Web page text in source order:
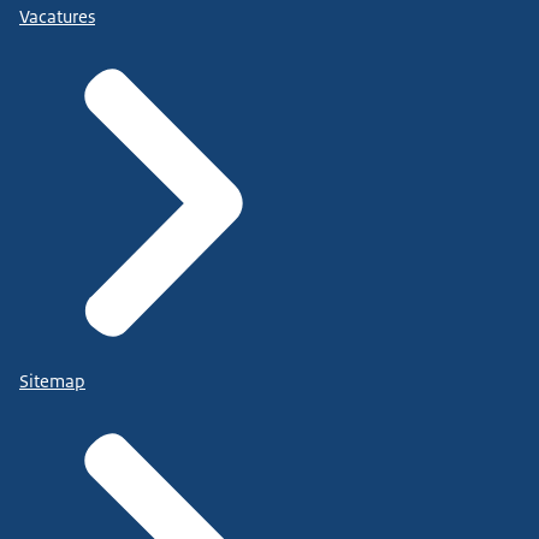
Vacatures
Sitemap